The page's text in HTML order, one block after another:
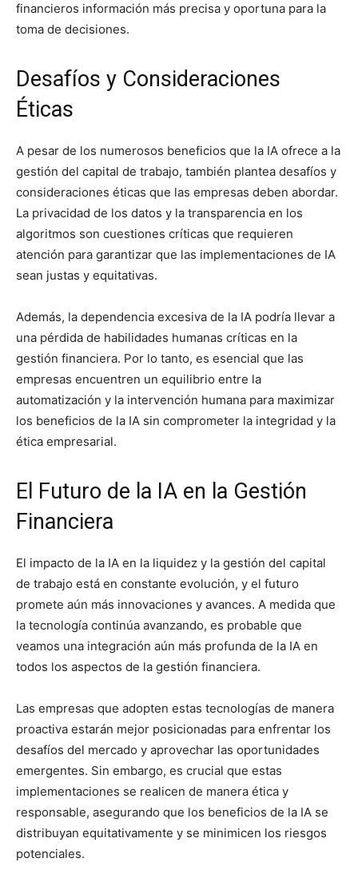
financieros información más precisa y oportuna para la
toma de decisiones.
Desafíos y Consideraciones
Éticas
A pesar de los numerosos beneficios que la IA ofrece a la
gestión del capital de trabajo, también plantea desafíos y
consideraciones éticas que las empresas deben abordar.
La privacidad de los datos y la transparencia en los
algoritmos son cuestiones críticas que requieren
atención para garantizar que las implementaciones de IA
sean justas y equitativas.
Además, la dependencia excesiva de la IA podría llevar a
una pérdida de habilidades humanas críticas en la
gestión financiera. Por lo tanto, es esencial que las
empresas encuentren un equilibrio entre la
automatización y la intervención humana para maximizar
los beneficios de la IA sin comprometer la integridad y la
ética empresarial.
El Futuro de la IA en la Gestión
Financiera
El impacto de la IA en la liquidez y la gestión del capital
de trabajo está en constante evolución, y el futuro
promete aún más innovaciones y avances. A medida que
la tecnología continúa avanzando, es probable que
veamos una integración aún más profunda de la IA en
todos los aspectos de la gestión financiera.
Las empresas que adopten estas tecnologías de manera
proactiva estarán mejor posicionadas para enfrentar los
desafíos del mercado y aprovechar las oportunidades
emergentes. Sin embargo, es crucial que estas
implementaciones se realicen de manera ética y
responsable, asegurando que los beneficios de la IA se
distribuyan equitativamente y se minimicen los riesgos
potenciales.